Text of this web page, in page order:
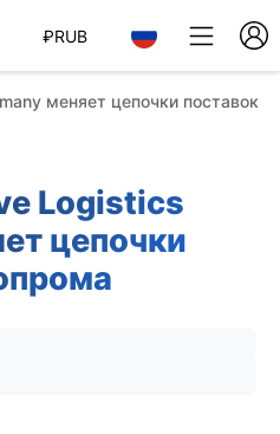
₽RUB
меняет цепочки поставок
Logistics
цепочки